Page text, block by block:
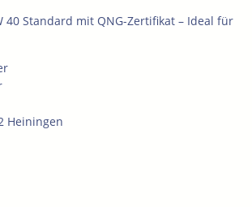
40 Standard mit QNG-Zertifikat – Ideal für
Heiningen